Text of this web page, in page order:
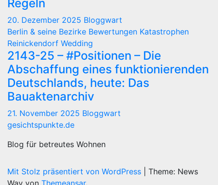
Regeln
20. Dezember 2025 Bloggwart
Berlin & seine Bezirke Bewertungen Katastrophen
Reinickendorf Wedding
2143-25 – #Positionen – Die
Abschaffung eines funktionierenden
Deutschlands, heute: Das
Bauaktenarchiv
21. November 2025 Bloggwart
gesichtspunkte.de
Blog für betreutes Wohnen
Mit Stolz präsentiert von WordPress
Theme: News
Way von Themeansar.